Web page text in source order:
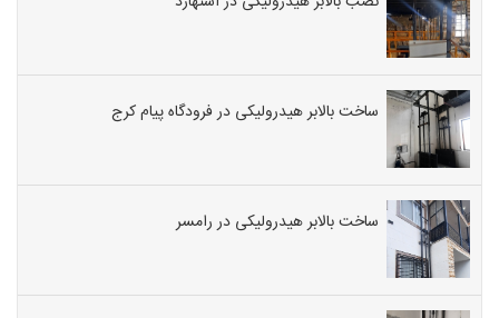
ساخت بالابر هیدرولیکی در فرودگاه پیام کرج
ساخت بالابر هیدرولیکی در رامسر